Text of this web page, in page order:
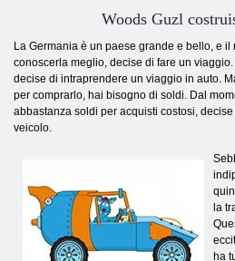
Woods Guzl
La Germania è un paese grande e bello, e
conoscerla meglio, decise di fare un
decise di intraprendere un viaggio in auto.
per comprarlo, hai bisogno di soldi. Dal
abbastanza soldi per acquisti costosi,
veicolo.
la
ha